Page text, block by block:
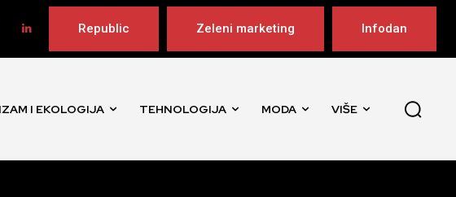
Republic Zeleni marketing Infodan
I EKOLOGIJA TEHNOLOGIJA MODA VIŠE